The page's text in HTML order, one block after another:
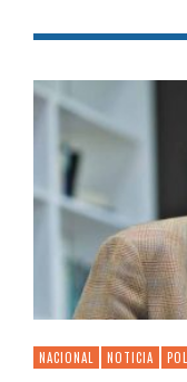
NACIONAL NOTICIA